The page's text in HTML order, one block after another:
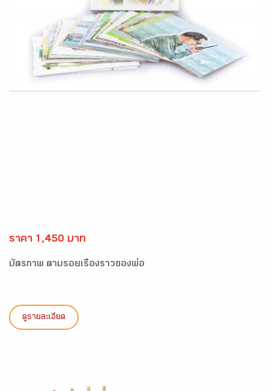
ราคา 1,450 บาท
บัตรภาพ ตามรอยเรื่องราวของพ่อ
ดูรายละเอียด